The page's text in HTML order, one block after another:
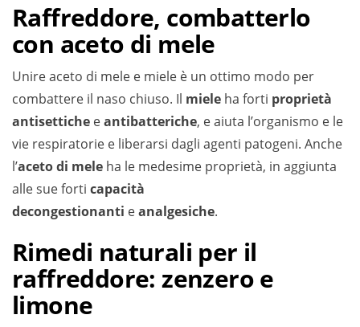
Raffreddore, combatterlo
con aceto di mele
Unire aceto di mele e miele è un ottimo modo per
combattere il naso chiuso. Il miele ha forti proprietà
antisettiche eantibatteriche, e aiuta l’organismo e le
vie respiratorie e liberarsi dagli agenti patogeni. Anche
l’aceto di mele ha le medesime proprietà, in aggiunta
alle sue forti capacità
decongestionanti eanalgesiche.
Rimedi naturali per il
raffreddore: zenzero e
limone